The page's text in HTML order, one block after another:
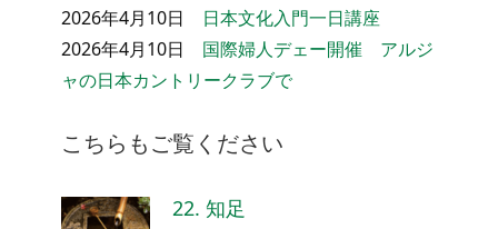
2026年4月10日 日本文化入門一日講座
2026年4月10日 国際婦人デェー開催 アルジ
ャの日本カントリークラブで
こちらもご覧ください
22. 知足